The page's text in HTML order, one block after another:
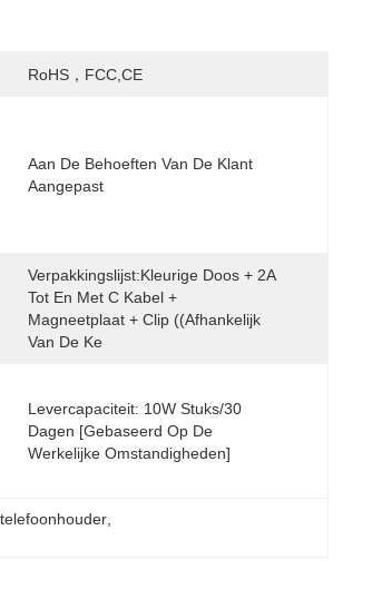
RoHS，FCC,CE
Aan De Behoeften Van De Klant
Aangepast
Verpakkingslijst:Kleurige Doos + 2A
Tot En Met C Kabel +
Magneetplaat + Clip ((afhankelijk
Van De Ke
Levercapaciteit: 10W Stuks/30
Dagen [gebaseerd Op De
Werkelijke Omstandigheden]